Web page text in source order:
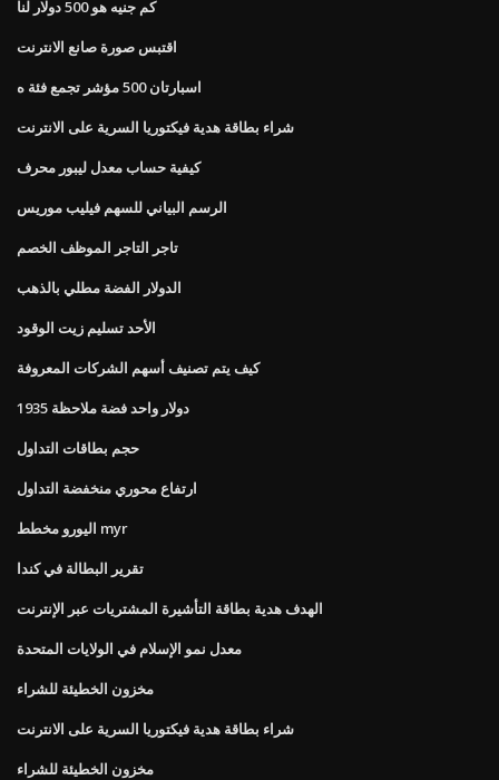
كم جنيه هو 500 دولار لنا
اقتبس صورة صانع الانترنت
اسبارتان 500 مؤشر تجمع فئة ه
شراء بطاقة هدية فيكتوريا السرية على الانترنت
كيفية حساب معدل ليبور محرف
الرسم البياني للسهم فيليب موريس
تاجر التاجر الموظف الخصم
الدولار الفضة مطلي بالذهب
الأحد تسليم زيت الوقود
كيف يتم تصنيف أسهم الشركات المعروفة
دولار واحد فضة ملاحظة 1935
حجم بطاقات التداول
ارتفاع محوري منخفضة التداول
اليورو مخطط myr
تقرير البطالة في كندا
الهدف هدية بطاقة التأشيرة المشتريات عبر الإنترنت
معدل نمو الإسلام في الولايات المتحدة
مخزون الخطيئة للشراء
شراء بطاقة هدية فيكتوريا السرية على الانترنت
مخزون الخطيئة للشراء